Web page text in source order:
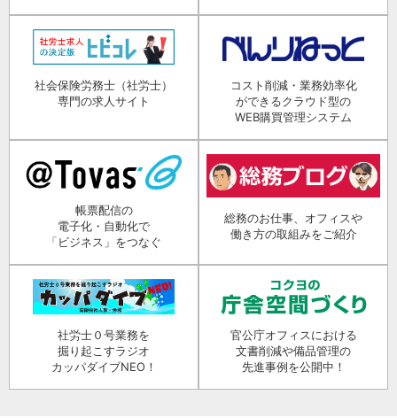
社会保険労務士（社労士）
専門の求人サイト
コスト削減・業務効率化
ができるクラウド型の
WEB購買管理システム
帳票配信の
電子化・自動化で
「ビジネス」をつなぐ
総務のお仕事、オフィスや
働き方の取組みをご紹介
社労士０号業務を
掘り起こすラジオ
カッパダイブNEO！
官公庁オフィスにおける
文書削減や備品管理の
先進事例を公開中！